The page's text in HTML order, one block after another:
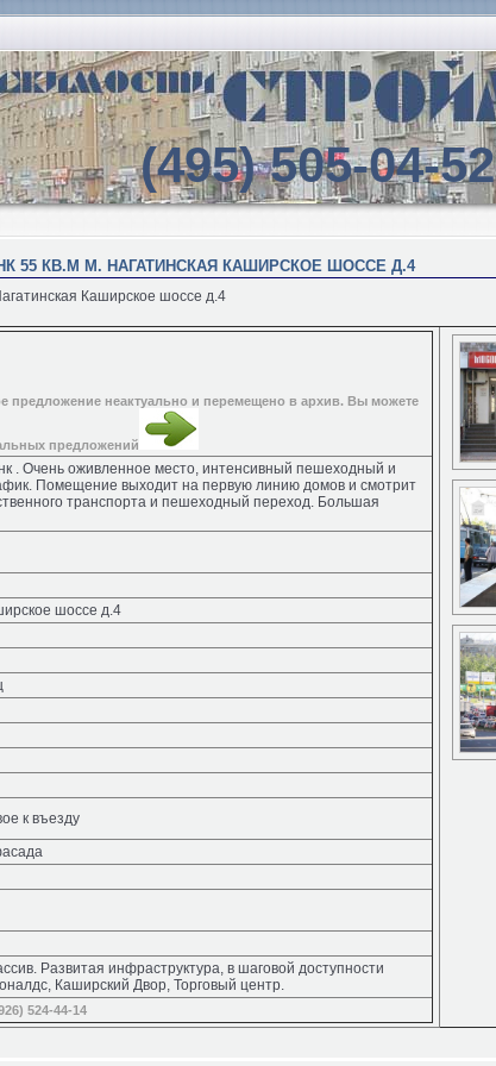
(495) 505-04-52
55 КВ.М М. НАГАТИНСКАЯ КАШИРСКОЕ ШОССЕ Д.4
Каширское шоссе д.4
предложение неактуально и перемещено в архив. Вы можете
предложений
. Очень оживленное место, интенсивный пешеходный и
Помещение выходит на первую линию домов и смотрит
транспорта и пешеходный переход. Большая
шоссе д.4
к въезду
Развитая инфраструктура, в шаговой доступности
Каширский Двор, Торговый центр.
524-44-14